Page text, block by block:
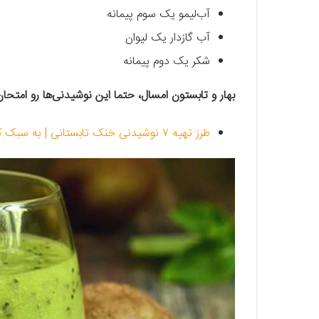
آب‌لیمو یک‌ سوم پیمانه
آب گازدار یک لیوان
شکر یک دوم پیمانه
بهار و تابستون امسال، حتما این نوشیدنی‌ها رو
طرز تهیه ۷ نوشیدنی خنک تابستانی | به سبک کافی شاپ